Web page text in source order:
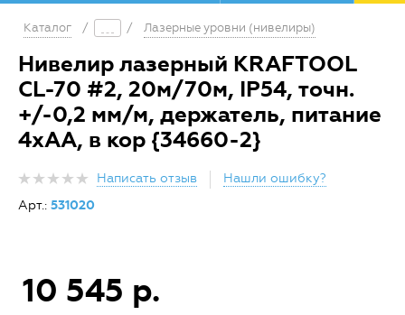
Каталог / / Лазерные уровни (нивелиры)
Нивелир лазерный KRAFTOOL
CL-70 #2, 20м/70м, IP54, точн.
+/-0,2 мм/м, держатель, питание
4хАА, в кор {34660-2}
Написать отзыв
Нашли ошибку?
Арт.: 531020
10 545 р.